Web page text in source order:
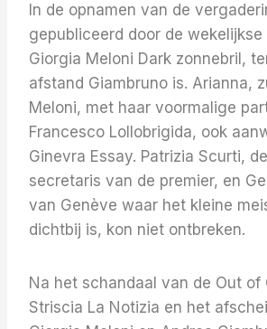
In de opnamen van de
gepubliceerd door de
Giorgia Meloni Dark zonnebril,
afstand Giambruno is. Arianna,
Meloni, met haar voormalige
Francesco Lollobrigida, ook
Ginevra Essay. Patrizia Scurti,
secretaris van de premier, en
van Genève waar het kleine
dichtbij is, kon niet ontbreken.
Na het schandaal van de Out of
Striscia La Notizia en het